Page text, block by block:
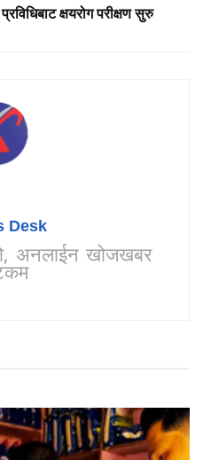
क्षयरोग परीक्षण सुरु
Desk
अनलाईन खोजखबर